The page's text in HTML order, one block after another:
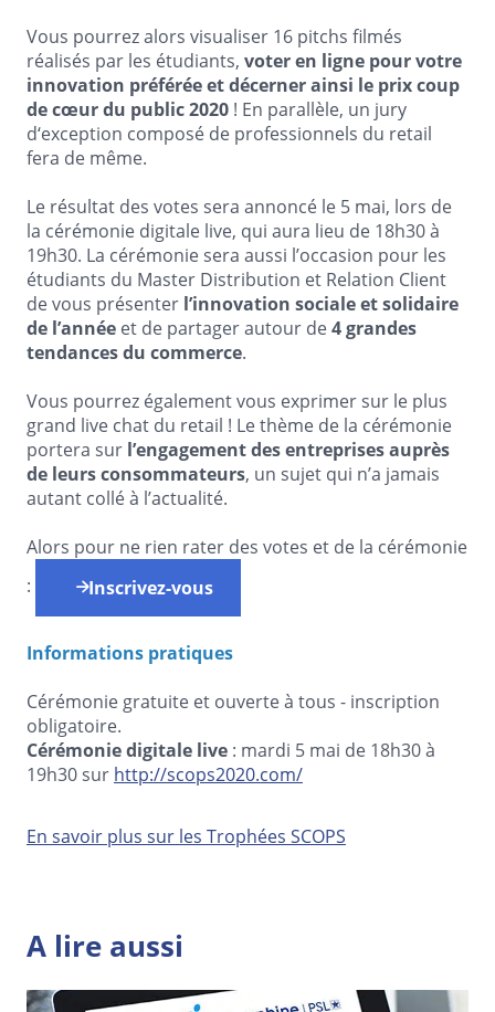
Vous pourrez alors visualiser 16 pitchs filmés
réalisés par les étudiants, voter en ligne pour votre
innovation préférée et décerner ainsi le prix coup
de cœur du public 2020 ! En parallèle, un jury
d‘exception composé de professionnels du retail
fera de même.
Le résultat des votes sera annoncé le 5 mai, lors de
la cérémonie digitale live, qui aura lieu de 18h30 à
19h30. La cérémonie sera aussi l’occasion pour les
étudiants du Master Distribution et Relation Client
de vous présenter l’innovation sociale et solidaire
de l’année et de partager autour de4 grandes
tendances du commerce.
Vous pourrez également vous exprimer sur le plus
grand live chat du retail ! Le thème de la cérémonie
portera sur l’engagement des entreprises auprès
de leurs consommateurs, un sujet qui n’a jamais
autant collé à l’actualité.
Alors pour ne rien rater des votes et de la cérémonie
:
Inscrivez-vous
Informations pratiques
Cérémonie gratuite et ouverte à tous - inscription
obligatoire.
Cérémonie digitale live : mardi 5 mai de 18h30 à
19h30 sur http://scops2020.com/
En savoir plus sur les Trophées SCOPS
A lire aussi